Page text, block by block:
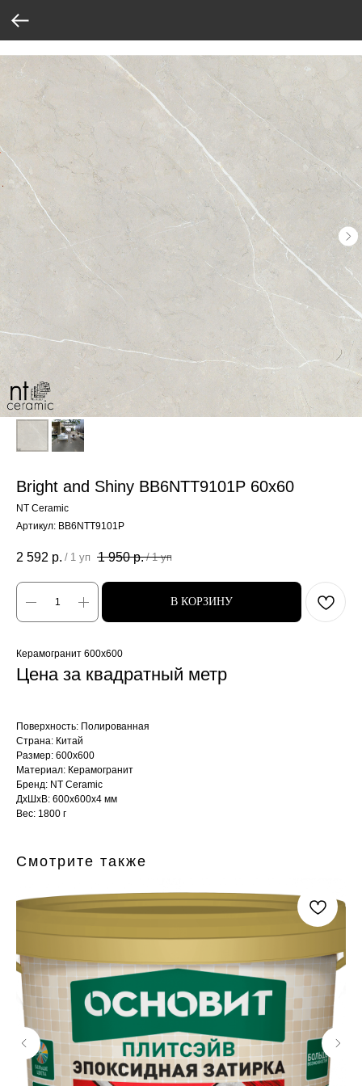
Bright and Shiny BB6NTT9101P 60x60
NT Ceramic
Артикул: BB6NTT9101P
2 592 р. / 1 уп 1 950 р. / 1 уп
В КОРЗИНУ
Керамогранит 600x600
Цена за квадратный метр
Поверхность: Полированная
Страна: Китай
Размер: 600x600
Материал: Керамогранит
Бренд: NT Ceramic
ДxШxВ: 600x600x4 мм
Вес: 1800 г
Смотрите также